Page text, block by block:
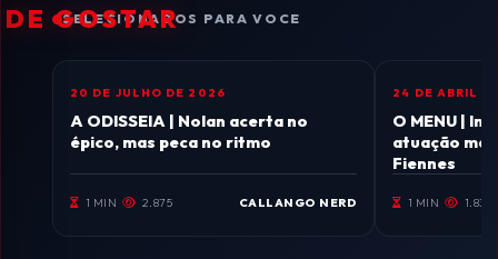
GOSTAR
SELECIONADOS PARA VOCE
CINEMA
20 DE JULHO DE 2026
A ODISSEIA | Nolan acerta no
épico, mas peca no ritmo
1 MIN 2.875 CALLANGO NERD
CINEMA
24 DE ABRIL
O MENU |
atuação
Fiennes
1 MIN 1.836